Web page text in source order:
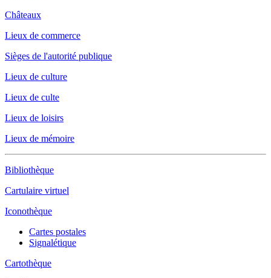
Châteaux
Lieux de commerce
Sièges de l'autorité publique
Lieux de culture
Lieux de culte
Lieux de loisirs
Lieux de mémoire
Bibliothèque
Cartulaire virtuel
Iconothèque
Cartes postales
Signalétique
Cartothèque